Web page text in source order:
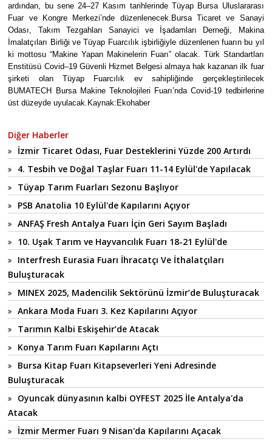
ardından, bu sene 24–27 Kasım tarihlerinde Tüyap Bursa Uluslararası
Fuar ve Kongre Merkezi’nde düzenlenecek.Bursa Ticaret ve Sanayi
Odası, Takım Tezgahları Sanayici ve İşadamları Derneği, Makina
İmalatçıları Birliği ve Tüyap Fuarcılık işbirliğiyle düzenlenen fuarın bu yıl
ki mottosu “Makine Yapan Makinelerin Fuarı” olacak. Türk Standartları
Enstitüsü Covid–19 Güvenli Hizmet Belgesi almaya hak kazanan ilk fuar
şirketi olan Tüyap Fuarcılık ev sahipliğinde gerçekleştirilecek
BUMATECH Bursa Makine Teknolojileri Fuarı’nda Covid-19 tedbirlerine
üst düzeyde uyulacak.Kaynak:Ekohaber
Diğer Haberler
İzmir Ticaret Odası, Fuar Desteklerini Yüzde 200 Artırdı
4. Tesbih ve Doğal Taşlar Fuarı 11-14 Eylül'de Yapılacak
Tüyap Tarım Fuarları Sezonu Başlıyor
PSB Anatolia 10 Eylül'de Kapılarını Açıyor
ANFAŞ Fresh Antalya Fuarı İçin Geri Sayım Başladı
10. Uşak Tarım ve Hayvancılık Fuarı 18-21 Eylül'de
Interfresh Eurasia Fuarı İhracatçı Ve İthalatçıları
Buluşturacak
MINEX 2025, Madencilik Sektörünü İzmir’de Buluşturacak
Ankara Moda Fuarı 3. Kez Kapılarını Açıyor
Tarımın Kalbi Eskişehir’de Atacak
Konya Tarım Fuarı Kapılarını Açtı
Bursa Kitap Fuarı Kitapseverleri Yeni Adresinde
Buluşturacak
Oyuncak dünyasının kalbi OYFEST 2025 İle Antalya'da
Atacak
İzmir Mermer Fuarı 9 Nisan'da Kapılarını Açacak